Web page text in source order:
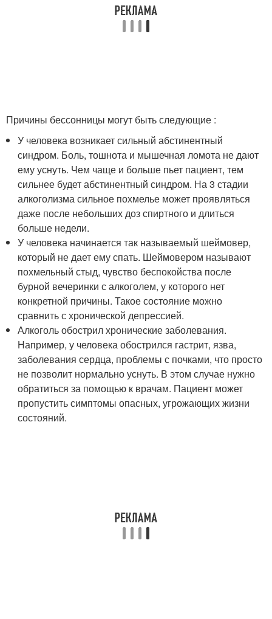
Причины бессонницы могут быть следующие :
У человека возникает сильный абстинентный
синдром. Боль, тошнота и мышечная ломота не дают
ему уснуть. Чем чаще и больше пьет пациент, тем
сильнее будет абстинентный синдром. На 3 стадии
алкоголизма сильное похмелье может проявляться
даже после небольших доз спиртного и длиться
больше недели.
У человека начинается так называемый шеймовер,
который не дает ему спать. Шеймовером называют
похмельный стыд, чувство беспокойства после
бурной вечеринки с алкоголем, у которого нет
конкретной причины. Такое состояние можно
сравнить с хронической депрессией.
Алкоголь обострил хронические заболевания.
Например, у человека обострился гастрит, язва,
заболевания сердца, проблемы с почками, что просто
не позволит нормально уснуть. В этом случае нужно
обратиться за помощью к врачам. Пациент может
пропустить симптомы опасных, угрожающих жизни
состояний.